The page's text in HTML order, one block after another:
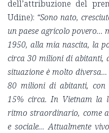
dell’attribuzione del
Udine): “Sono nato,
un paese agricolo povero...
1950, alla mia nascita, la
circa 30 milioni di abitanti,
situazione è molto
80 milioni di abitanti, con
15% circa. In Vietnam la
ritmo straordinario, come
e sociale... Attualmente